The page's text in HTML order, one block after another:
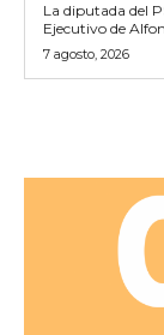
La diputada del
Ejecutivo de
7 agosto, 2026